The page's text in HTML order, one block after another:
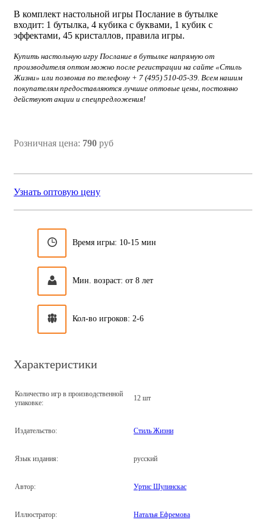
В комплект настольной игры Послание в бутылке
входит: 1 бутылка, 4 кубика с буквами, 1 кубик с
эффектами, 45 кристаллов, правила игры.
Купить настольную игру Послание в бутылке напрямую от
производителя оптом можно после регистрации на сайте «Стиль
Жизни» или позвонив по телефону + 7 (495) 510-05-39. Всем нашим
покупателям предоставляются лучшие оптовые цены, постоянно
действуют акции и спецпредложения!
Розничная цена: 790 руб
Узнать оптовую цену
Время игры: 10-15 мин
Мин. возраст: от 8 лет
Кол-во игроков: 2-6
Характеристики
Количество игр в производственной
упаковке:
12 шт
Издательство: Стиль Жизни
Язык издания: русский
Автор: Уртис Шулинскас
Иллюстратор: Наталья Ефремова